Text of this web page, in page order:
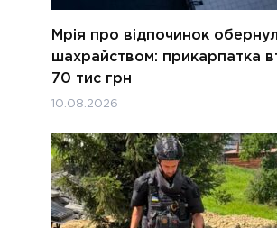
Мрія про відпочинок
шахрайством: прикарпатка
70 тис грн
10.08.2026